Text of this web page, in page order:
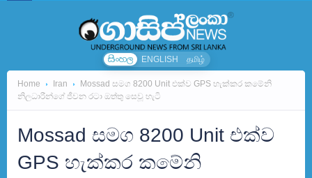
සිංහල ENGLISH தமிழ்
Home Iran
Mossad සමග 8200 Unit එක්ව GPS හැක්කර කමේනි
නිලධාරීන්ගේ ජීවන රටා ඔත්තු සෙවූ හැටි
Mossad සමග 8200 Unit එක්ව
GPS හැක්කර කමේනි